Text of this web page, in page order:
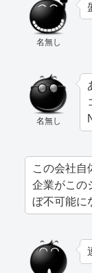
名無し
名無し
この会社自
企業がこの
ぼ不可能に